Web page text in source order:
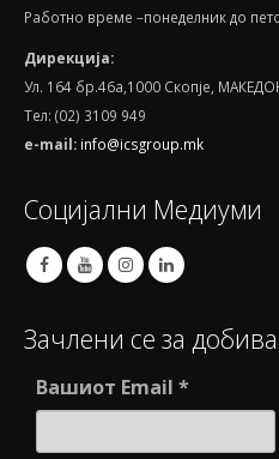
Работно време –понеделник до
Дирекција:
Ул. 164 бр.46а,1000 Скопје,
Тел: (02) 3109 949
e-mail: info@icsgroup.mk
Социјални Медиуми
Зачлени се за
Вашиот Email *